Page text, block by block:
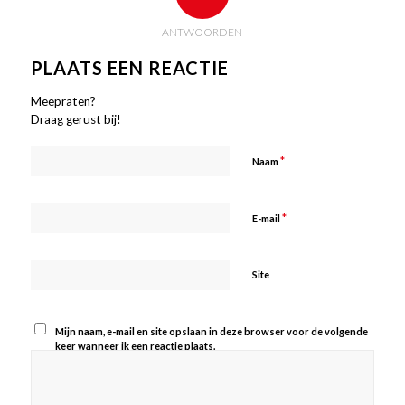
ANTWOORDEN
PLAATS EEN REACTIE
Meepraten?
Draag gerust bij!
Naam*
E-mail*
Site
Mijn naam, e-mail en site opslaan in deze browser voor de volgende
keer wanneer ik een reactie plaats.